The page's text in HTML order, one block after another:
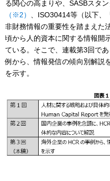
る関心の高まりや、SASBスタン
（※2）
、ISO30414等（以下、
非財務情報の重要性を踏まえた
頃から人的資本に関する情報開
ている。そこで、連載第3回で
例から、情報発信の傾向別解説
を示す。